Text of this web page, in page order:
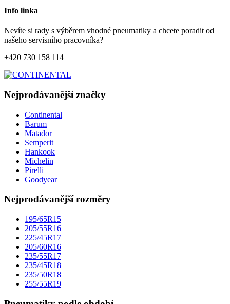
Info linka
Nevíte si rady s výběrem vhodné pneumatiky a chcete poradit od
našeho servisního pracovníka?
+420 730 158 114
Nejprodávanější značky
Continental
Barum
Matador
Semperit
Hankook
Michelin
Pirelli
Goodyear
Nejprodávanější rozměry
195/65R15
205/55R16
225/45R17
205/60R16
235/55R17
235/45R18
235/50R18
255/55R19